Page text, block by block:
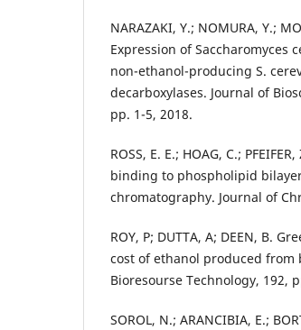
NARAZAKI, Y.; NOMURA, Y.;
Expression of Saccharomyces
non-ethanol-producing S.
decarboxylases. Journal of
pp. 1-5, 2018.
ROSS, E. E.; HOAG, C.;
binding to phospholipid
chromatography. Journal of
ROY, P; DUTTA, A; DEEN, B.
cost of ethanol produced from
Bioresourse Technology, 192,
SOROL, N.; ARANCIBIA, E.;